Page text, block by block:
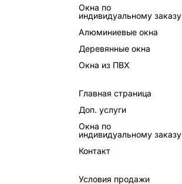
Окна по
индивидуальному заказу
Алюминиевые окна
Деревянные окна
Окна из ПВХ
Главная страница
Доп. услуги
Окна по
индивидуальному заказу
Контакт
Условия продажи